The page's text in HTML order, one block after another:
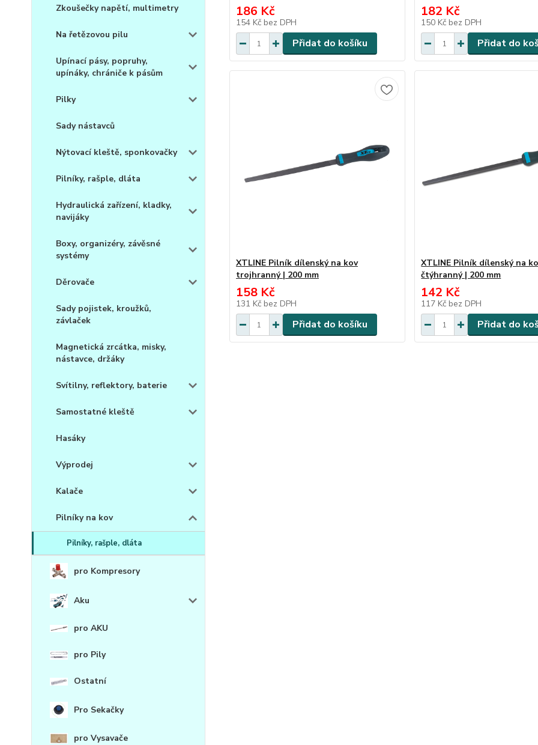
Zkoušečky napětí, multimetry
Na řetězovou pilu
Upínací pásy, popruhy,
upínáky, chrániče k pásům
Pilky
Sady nástavců
Nýtovací kleště, sponkovačky
Pilníky, rašple, dláta
Hydraulická zařízení, kladky,
navijáky
Boxy, organizéry, závěsné
systémy
Děrovače
Sady pojistek, kroužků,
závlaček
Magnetická zrcátka, misky,
nástavce, držáky
Svítilny, reflektory, baterie
Samostatné kleště
Hasáky
Výprodej
Kalače
Pilníky na kov
Pilníky, rašple, dláta
pro Kompresory
Aku
pro AKU
pro Pily
Ostatní
Pro Sekačky
pro Vysavače
186 Kč
154 Kč bez DPH
Přidat do košíku
182 Kč
150 Kč bez DPH
Přidat do
XTLINE Pilník dílenský na kov
trojhranný | 200 mm
158 Kč
131 Kč bez DPH
Přidat do košíku
XTLINE Pilník dílenský na
čtýhranný | 200 mm
142 Kč
117 Kč bez DPH
Přidat do